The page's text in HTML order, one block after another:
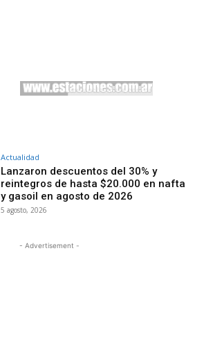
Actualidad
Lanzaron descuentos del 30% y
reintegros de hasta $20.000 en nafta
y gasoil en agosto de 2026
5 agosto, 2026
- Advertisement -